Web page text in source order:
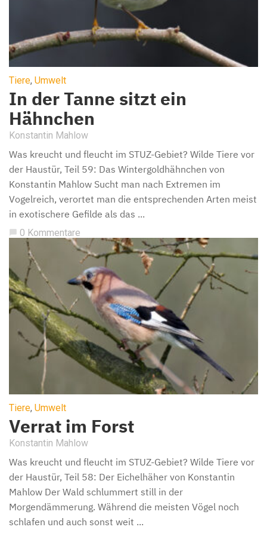
Tiere, Umwelt
In der Tanne sitzt ein
Hähnchen
Konstantin Mahlow
Was kreucht und fleucht im STUZ-Gebiet? Wilde Tiere vor
der Haustür, Teil 59: Das Wintergoldhähnchen von
Konstantin Mahlow Sucht man nach Extremen im
Vogelreich, verortet man die entsprechenden Arten meist
in exotischere Gefilde als das ...
chat_bubble 0 Kommentare
Tiere, Umwelt
Verrat im Forst
Konstantin Mahlow
Was kreucht und fleucht im STUZ-Gebiet? Wilde Tiere vor
der Haustür, Teil 58: Der Eichelhäher von Konstantin
Mahlow Der Wald schlummert still in der
Morgendämmerung. Während die meisten Vögel noch
schlafen und auch sonst weit ...